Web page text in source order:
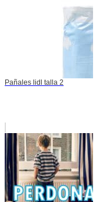
Pañales lidl talla 2